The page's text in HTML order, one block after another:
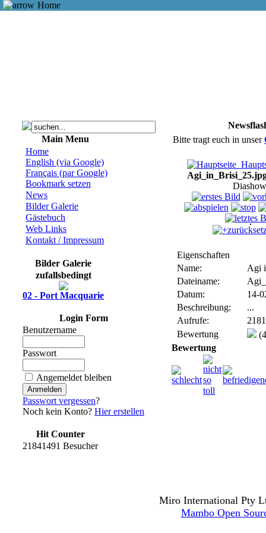
Home
Main Menu
Home
English (via Google)
Français (par Google)
Bookmark setzen
News
Bilder Galerie
Gästebuch
Web Links
Kontakt / Impressum
Bilder Galerie
zufallsbedingt
02 - Port Macquarie
Login Form
Benutzername
Passwort
Angemeldet bleiben
Passwort vergessen?
Noch kein Konto? Hier erstellen
Hit Counter
21841491 Besucher
Bitte tragt euch in unser
Eigenschaften
Name:
Agi
Dateiname:
Datum:
14-
Beschreibung:
...
Aufrufe:
2181
Bewertung
Bewertung
Miro International Pty
Mambo Open